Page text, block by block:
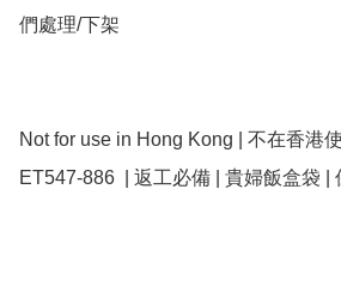
們處理/下架
Not for use in Hong Kong | 不在香港使
ET547-886  | 返工必備 | 貴婦飯盒袋 |